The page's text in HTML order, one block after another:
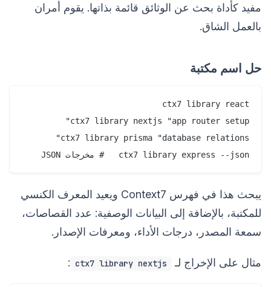
مفيد كأداة بحث عن الوثائق قائمة بذاتها. يقوم أمران
بالعمل الشاق.
حل اسم مكتبة
ctx7 library express --json   # مخرجات JSON
يبحث هذا في فهرس Context7 ويعيد المعرف الكنسي
للمكتبة، بالإضافة إلى البيانات الوصفية: عدد القصاصات،
سمعة المصدر، درجات الأداء، ومعرفات الإصدار.
مثال على الإخراج لـ ctx7 library nextjs
: